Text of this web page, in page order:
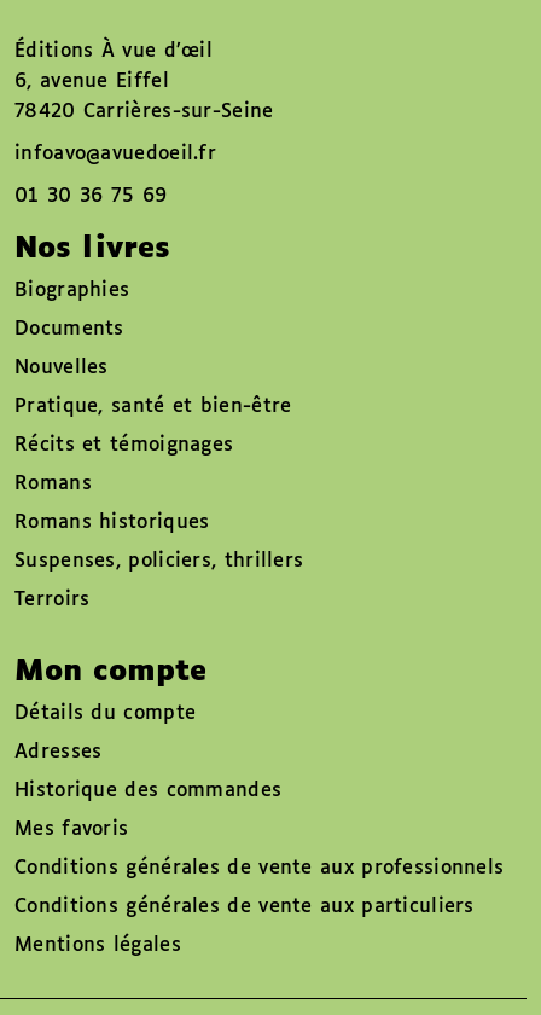
Éditions À vue d’œil
6, avenue Eiffel
78420 Carrières-sur-Seine
infoavo@avuedoeil.fr
01 30 36 75 69
Nos livres
Biographies
Documents
Nouvelles
Pratique, santé et bien-être
Récits et témoignages
Romans
Romans historiques
Suspenses, policiers, thrillers
Terroirs
Mon compte
Détails du compte
Adresses
Historique des commandes
Mes favoris
Conditions générales de vente aux professionnels
Conditions générales de vente aux particuliers
Mentions légales